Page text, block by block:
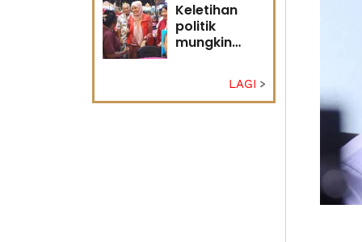
Keletihan
politik
mungkin
Penganalisis
LAGI